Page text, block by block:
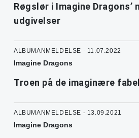
Røgslør i Imagine Dragons’
udgivelser
ALBUMANMELDELSE - 11.07.2022
Imagine Dragons
Troen på de imaginære
ALBUMANMELDELSE - 13.09.2021
Imagine Dragons